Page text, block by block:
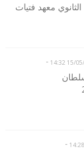
الثانوي معهد فتيات
15/05/
-
-